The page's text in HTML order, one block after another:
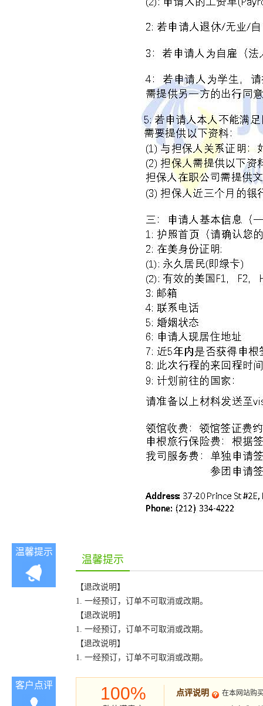
温馨提示
温馨提示
【退改说明】
1. 一经预订，订单不可取消或改期。
【退改说明】
1. 一经预订，订单不可取消或改期。
【退改说明】
1. 一经预订，订单不可取消或改期。
客户点评 100% 点评说明
在本网站购